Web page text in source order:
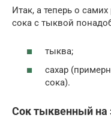
Итак, а теперь о
сока с тыквой
тыква;
сахар
сока).
Сок тыквенный на